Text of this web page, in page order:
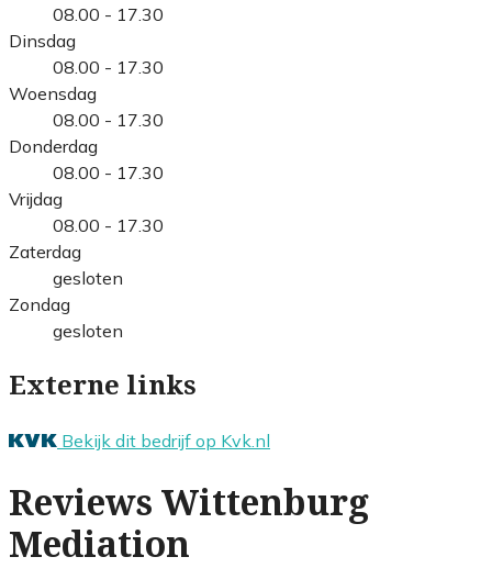
08.00 - 17.30
Dinsdag
08.00 - 17.30
Woensdag
08.00 - 17.30
Donderdag
08.00 - 17.30
Vrijdag
08.00 - 17.30
Zaterdag
gesloten
Zondag
gesloten
Externe links
Bekijk dit bedrijf op Kvk.nl
Reviews Wittenburg
Mediation